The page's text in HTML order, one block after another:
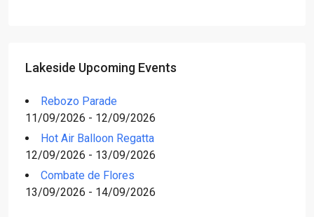
Lakeside Upcoming Events
Rebozo Parade
11/09/2026 - 12/09/2026
Hot Air Balloon Regatta
12/09/2026 - 13/09/2026
Combate de Flores
13/09/2026 - 14/09/2026